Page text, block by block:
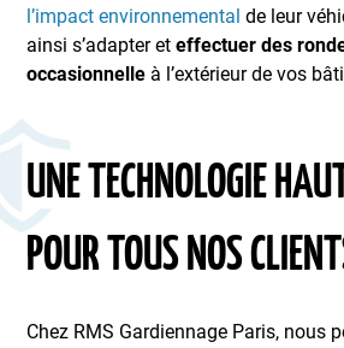
l’impact environnemental de leur
ainsi s’adapter eteffectuer des
occasionnelle à l’extérieur de vos
UNE TECHNOLOGIE
POUR TOUS NOS
Chez RMS Gardiennage Paris, nous